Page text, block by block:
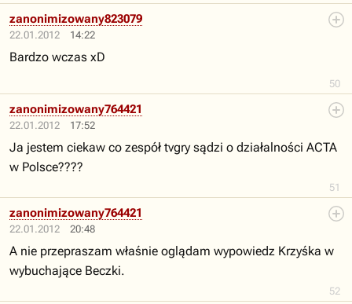
22.01.2012 14:22
50
zanonimizowany823079
Bardzo wczas xD
22.01.2012 17:52
51
zanonimizowany764421
Ja jestem ciekaw co zespół tvgry sądzi o działalności ACTA
w Polsce????
22.01.2012 20:48
52
zanonimizowany764421
A nie przepraszam właśnie oglądam wypowiedz Krzyśka w
wybuchające Beczki.